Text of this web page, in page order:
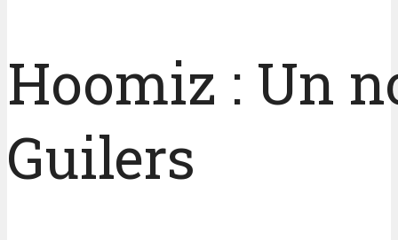
Hoomiz : Un
Guilers